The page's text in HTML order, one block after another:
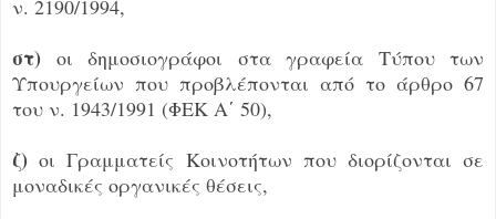
ν. 2190/1994,
στ) οι δημοσιογράφοι στα γραφεία Τύπου των
Υπουργείων που προβλέπονται από το άρθρο 67
του ν. 1943/1991 (ΦΕΚ Α΄ 50),
ζ) οι Γραμματείς Κοινοτήτων που διορίζονται σε
μοναδικές οργανικές θέσεις,